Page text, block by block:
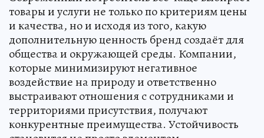
товары и услуги не только по критериям цены
и качества, но и исходя из того, какую
дополнительную ценность бренд создаёт для
общества и окружающей среды. Компании,
которые минимизируют негативное
воздействие на природу и ответственно
выстраивают отношения с сотрудниками и
территориями присутствия, получают
конкурентные преимущества. Устойчивость